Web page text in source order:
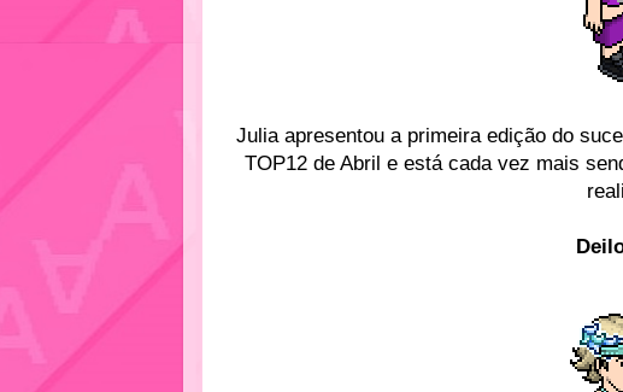
Julia apresentou a primeira edição do
TOP12 de Abril e está cada vez mais